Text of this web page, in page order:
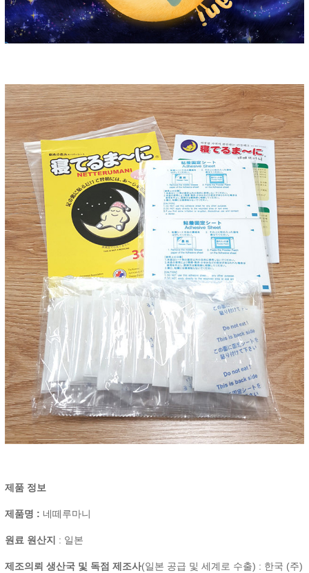
제품 정보
제품명 : 네떼루마니
원료 원산지 : 일본
제조의뢰 생산국 및 독점 제조사(일본 공급 및 세계로 수출) : 한국 (주)